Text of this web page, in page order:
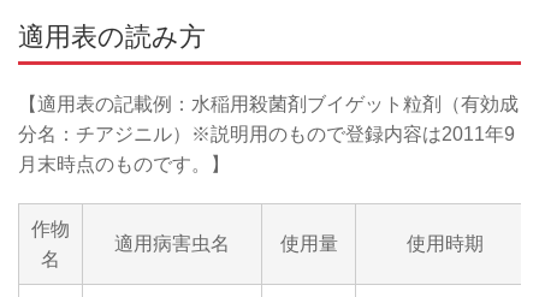
適用表の読み方
【適用表の記載例：水稲用殺菌剤ブイゲット粒剤（有効成
分名：チアジニル）※説明用のもので登録内容は2011年9
月末時点のものです。】
作物
名
適用病害虫名 使用量 使用時期